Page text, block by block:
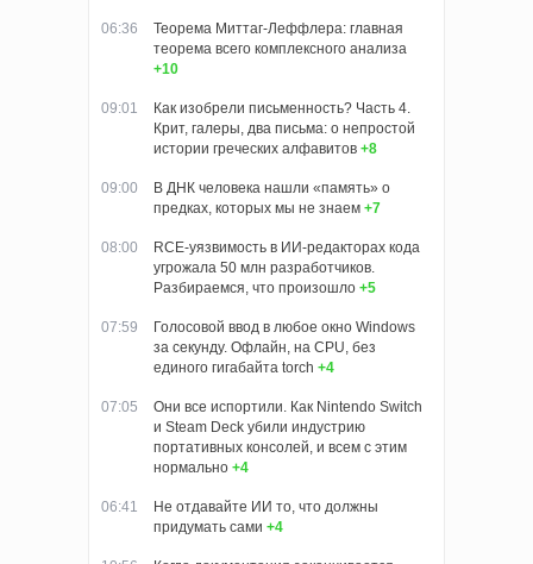
06:36
Теорема Миттаг-Леффлера: главная
теорема всего комплексного анализа
+10
09:01
Как изобрели письменность? Часть 4.
Крит, галеры, два письма: о непростой
истории греческих алфавитов +8
09:00
В ДНК человека нашли «память» о
предках, которых мы не знаем +7
08:00
RCE-уязвимость в ИИ-редакторах кода
угрожала 50 млн разработчиков.
Разбираемся, что произошло +5
07:59
Голосовой ввод в любое окно Windows
за секунду. Офлайн, на CPU, без
единого гигабайта torch +4
07:05
Они все испортили. Как Nintendo Switch
и Steam Deck убили индустрию
портативных консолей, и всем с этим
нормально +4
06:41
Не отдавайте ИИ то, что должны
придумать сами +4